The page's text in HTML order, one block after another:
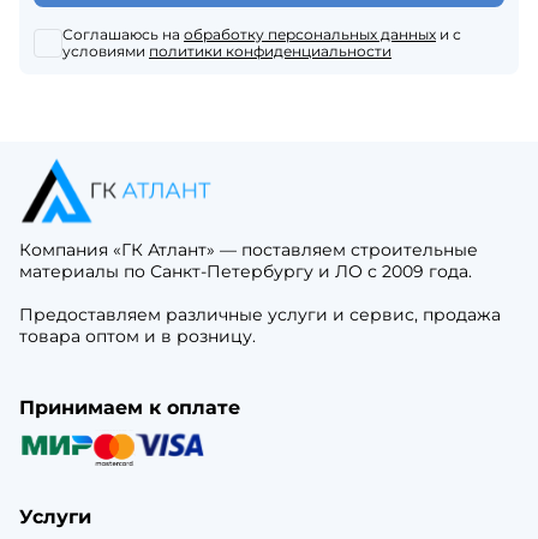
Соглашаюсь на обработку персональных данных и с
условиями политики конфиденциальности
Компания «ГК Атлант» — поставляем строительные
материалы по Санкт-Петербургу и ЛО с 2009 года.
Предоставляем различные услуги и сервис, продажа
товара оптом и в розницу.
Принимаем к оплате
Услуги